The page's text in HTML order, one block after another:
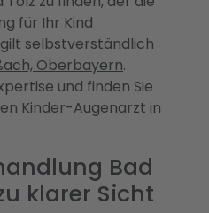
für Ihr Kind
selbstverständlich
Oberbayern.
und finden Sie
Kinder-Augenarzt in
Bad
klarer Sicht